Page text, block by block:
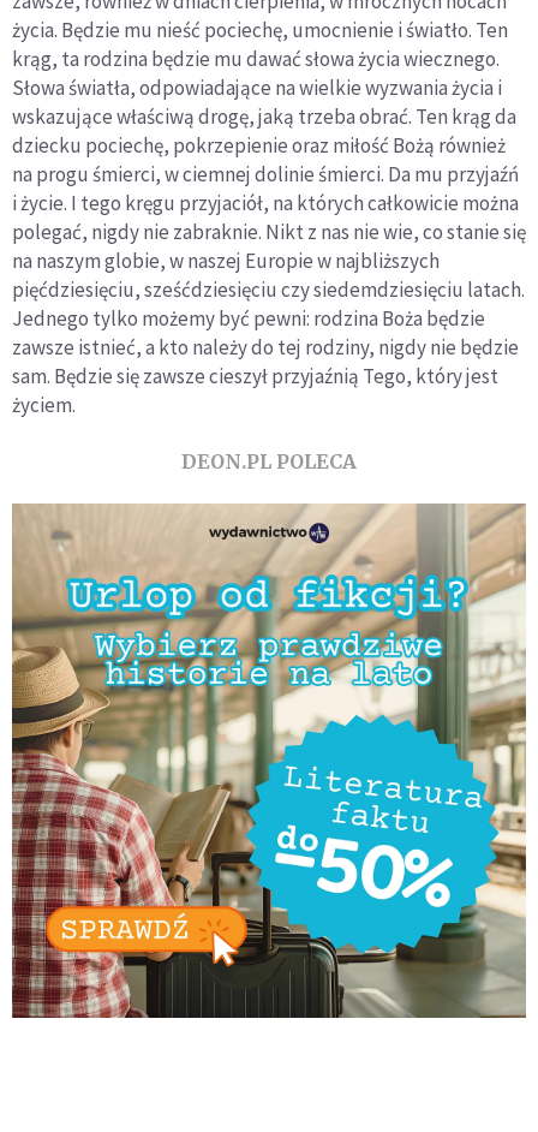
życia. Będzie mu nieść pociechę, umocnienie i światło. Ten
krąg, ta rodzina będzie mu dawać słowa życia wiecznego.
Słowa światła, odpowiadające na wielkie wyzwania życia i
wskazujące właściwą drogę, jaką trzeba obrać. Ten krąg da
dziecku pociechę, pokrzepienie oraz miłość Bożą również
na progu śmierci, w ciemnej dolinie śmierci. Da mu przyjaźń
i życie. I tego kręgu przyjaciół, na których całkowicie można
polegać, nigdy nie zabraknie. Nikt z nas nie wie, co stanie się
na naszym globie, w naszej Europie w najbliższych
pięćdziesięciu, sześćdziesięciu czy siedemdziesięciu latach.
Jednego tylko możemy być pewni: rodzina Boża będzie
zawsze istnieć, a kto należy do tej rodziny, nigdy nie będzie
sam. Będzie się zawsze cieszył przyjaźnią Tego, który jest
życiem.
DEON.PL POLECA